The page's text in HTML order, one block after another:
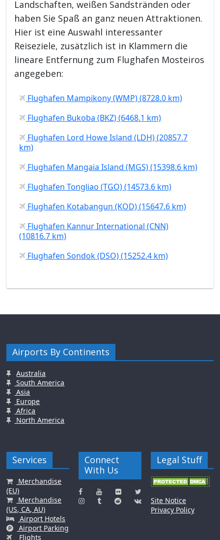
Landschaften, weißen Sandstränden oder
haben Sie Spaß an ganz neuen Attraktionen.
Hier ist eine Auswahl interessanter
Reiseziele, zusätzlich ist in Klammern die
lineare Entfernung zum Flughafen Mosteiros
angegeben:
Flughafen Mampikony (WMP) (8728.0 km)
Flughafen Bukoba (BKZ) (6468.1 km)
Flughafen Lord Howe Island (LDH) (20857.7
km)
Flughafen Mangaia Island (MGS) (15398.6 km)
Flughafen Tongliao (TGO) (14573.6 km)
Flughafen Kotabangun (KOD) (15647.6 km)
Flughafen Kannur International (CNN)
(10816.7 km)
Flughafen Sondok (DSO) (15252.4 km)
Airports By Continents
Australia
South America
Asia
Europe
Africa
North America
Services
Merchandise
(EU)
Merchandise
(US, CA, AU)
Airport Hotels
Airport Parking
Flights
Connect
With Us
Legal Stuff
Site Notice
Privacy Policy